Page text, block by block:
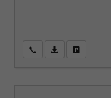
Wir rufen Sie an
PDF-